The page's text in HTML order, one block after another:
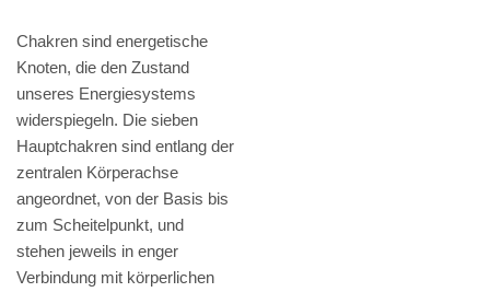
Chakren sind energetische
Knoten, die den Zustand
unseres Energiesystems
widerspiegeln. Die sieben
Hauptchakren sind entlang der
zentralen Körperachse
angeordnet, von der Basis bis
zum Scheitelpunkt, und
stehen jeweils in enger
Verbindung mit körperlichen